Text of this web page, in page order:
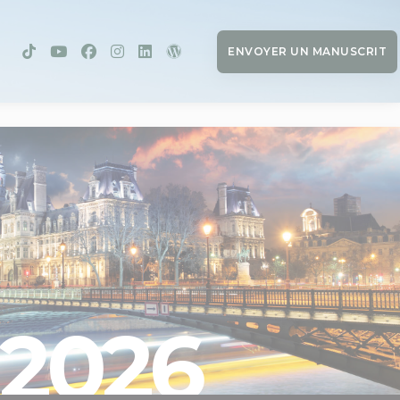
ENVOYER UN MANUSCRIT
2026